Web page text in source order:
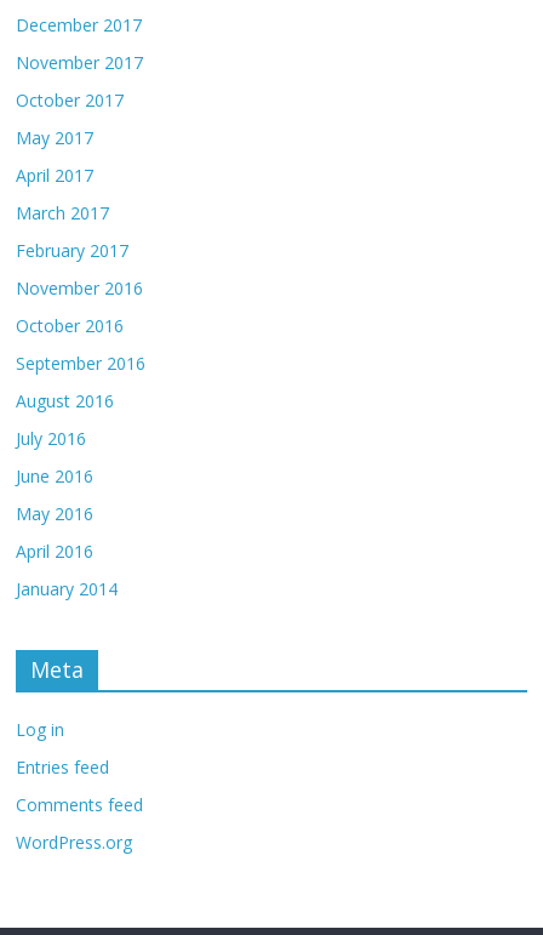
December 2017
November 2017
October 2017
May 2017
April 2017
March 2017
February 2017
November 2016
October 2016
September 2016
August 2016
July 2016
June 2016
May 2016
April 2016
January 2014
Meta
Log in
Entries feed
Comments feed
WordPress.org